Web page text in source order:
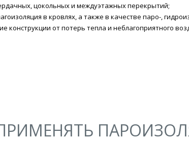
цокольных и междуэтажных перекрытий;
в кровлях, а также в качестве паро-,
конструкции от потерь тепла и неблагоприятного